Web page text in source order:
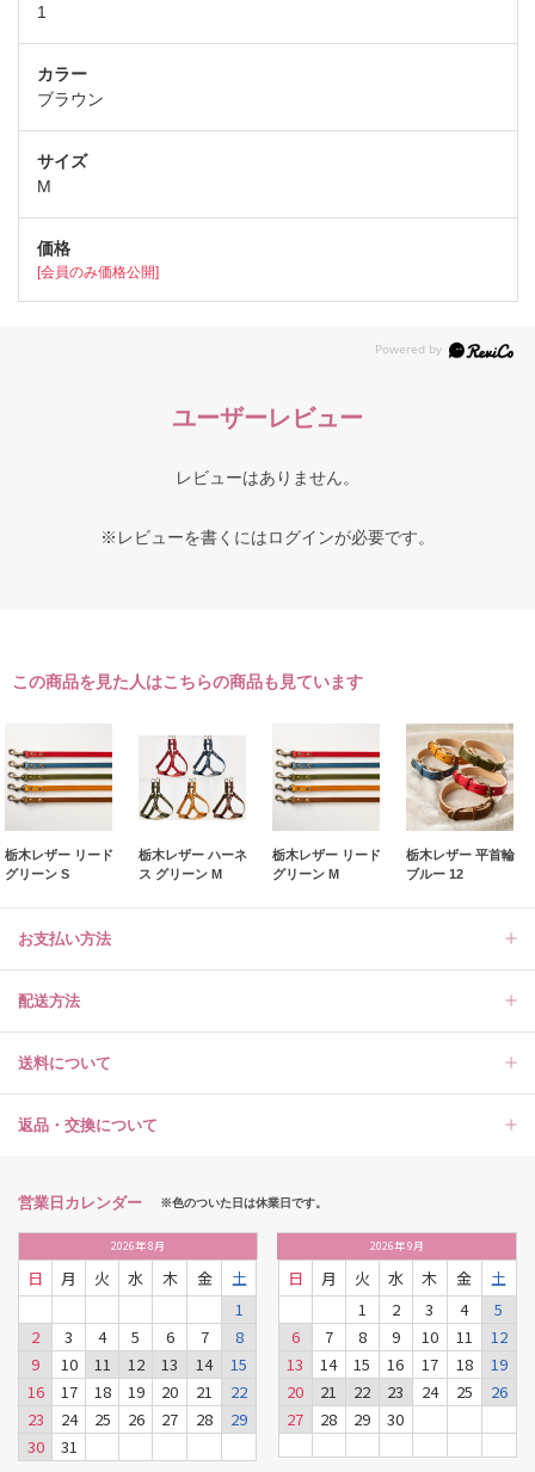
1
ブラウン
M
[会員のみ価格公開]
ユーザーレビュー
レビューはありません。
※レビューを書くにはログインが必要です。
この商品を見た人はこちらの商品も見ています
栃木レザー リード
グリーン S
栃木レザー ハーネ
ス グリーン M
栃木レザー リード
グリーン M
栃木レザー 平首輪
ブルー 12
お支払い方法
配送方法
送料について
返品・交換について
営業日カレンダー ※色のついた日は休業日です。
2026年8月
日 月 火 水 木 金
土
1
2
3 4 5 6 7
8
9
10 11 12 13 14
15
16
17 18 19 20 21
22
23
24 25 26 27 28
29
30
31
2026年9月
日 月 火 水 木 金
土
1
2 3 4
5
6
7 8 9 10 11
12
13
14 15 16 17 18
19
20
21 22 23 24 25
26
27
28 29 30